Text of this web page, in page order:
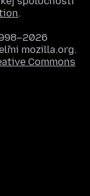
.
mozilla.org.
Commons